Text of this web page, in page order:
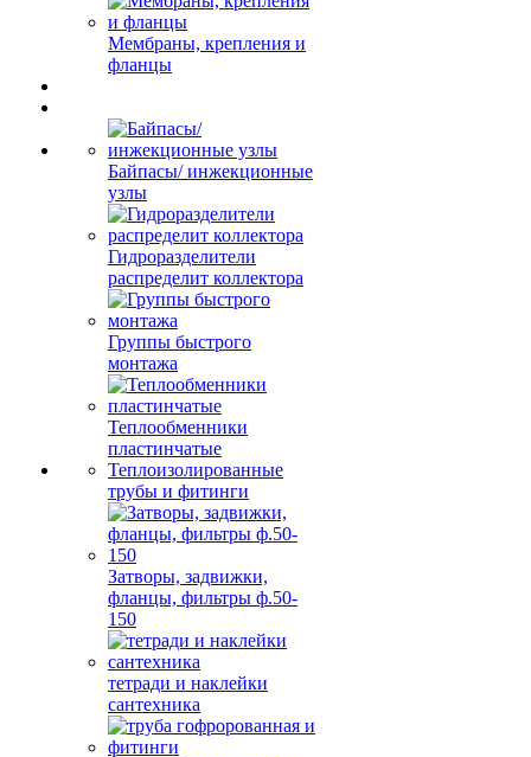
Мембраны, крепления и
фланцы
Байпасы/ инжекционные
узлы
Гидроразделители
распределит коллектора
Группы быстрого
монтажа
Теплообменники
пластинчатые
Теплоизолированные
трубы и фитинги
Затворы, задвижки,
фланцы, фильтры ф.50-
150
тетради и наклейки
сантехника